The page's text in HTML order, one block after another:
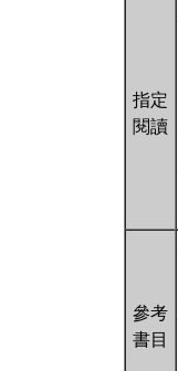
指定
閱讀
參考
書目